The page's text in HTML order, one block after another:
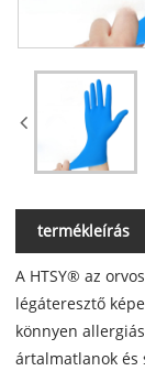
termékleírás
A HTSY® az
légáteresztő
könnyen
ártalmatlanok és